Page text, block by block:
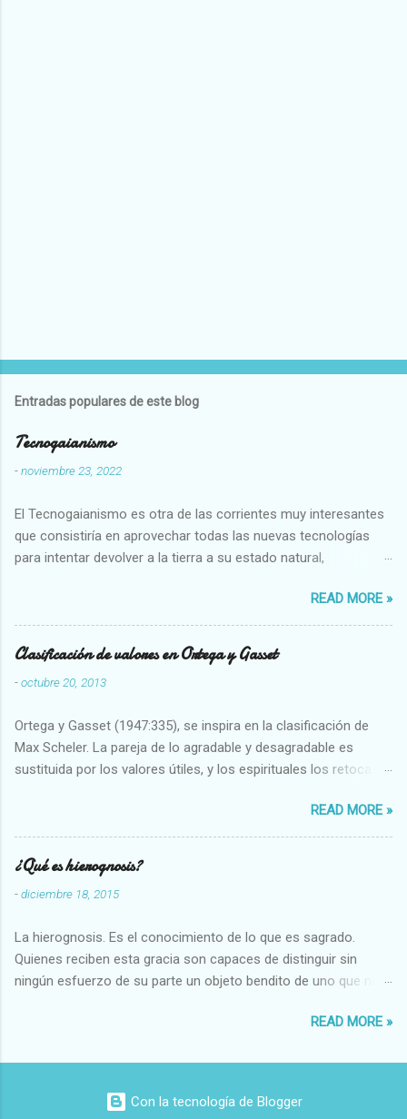
Entradas populares de este blog
Tecnogaianismo
-noviembre 23, 2022
El Tecnogaianismo es otra de las corrientes muy interesantes
que consistiría en aprovechar todas las nuevas tecnologías
para intentar devolver a la tierra a su estado natural,
READ MORE »
Clasificación de valores en Ortega y Gasset
-octubre 20, 2013
Ortega y Gasset (1947:335), se inspira en la clasificación de
Max Scheler. La pareja de lo agradable y desagradable es
sustituida por los valores útiles, y los espirituales los retoca.
Abundante-Escaso,etc 2 VITALES Sano-Enfermo Selecto-
Vulgar Enérgico-Inerte Fuerte-Débil,etc. 3 ESPIRITUALES a)
Intelectuales Conocimiento-Error Exacto-Aproximado
Evidente-Probable,etc b) Morales Bueno-malo Bondadoso-
malvado Justo-Injusto Escrupuloso-Relajado Leal-Desleal,etc.
Armonioso-Inarmonioso 4 RELIGIOSOS Santo-Pr...
READ MORE »
¿Qué es hierognosis?
-diciembre 18, 2015
La hierognosis. Es el conocimiento de lo que es sagrado.
Quienes reciben esta gracia son capaces de distinguir sin
ningún esfuerzo de su parte un objeto bendito de uno que no
READ MORE »
Con la tecnología de Blogger